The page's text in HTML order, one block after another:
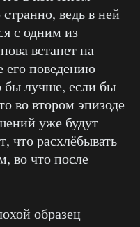
ведь в ней
с одним из
встанет на
его поведению
бы лучше, если бы
во втором эпизоде
уже будут
что расхлёбывать
во что после
образец